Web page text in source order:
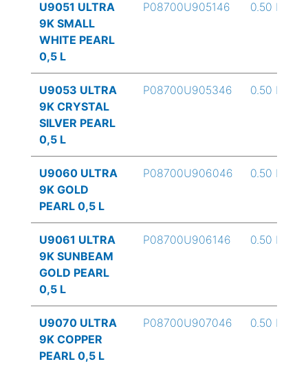
U9051 ULTRA
9K SMALL
WHITE PEARL
0,5 L
P08700U905146 0.50 L
U9053 ULTRA
9K CRYSTAL
SILVER PEARL
0,5 L
P08700U905346 0.50 L
U9060 ULTRA
9K GOLD
PEARL 0,5 L
P08700U906046 0.50 L
U9061 ULTRA
9K SUNBEAM
GOLD PEARL
0,5 L
P08700U906146 0.50 L
U9070 ULTRA
9K COPPER
PEARL 0,5 L
P08700U907046 0.50 L